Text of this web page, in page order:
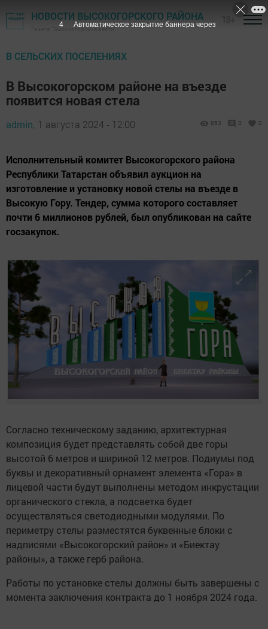
НОВОСТИ ВЫСОКОГОРСКОГО РАЙОНА
Газета "Высокогорские вести"
В СЕЛЬСКИХ ПОСЕЛЕНИЯХ
В Высокогорском районе на въезде
появится новая стела
admin, 1 августа 2024 - 12:00 853 0 0
Исполнительный комитет Высокогорского района
Республики Татарстан объявил аукцион на
изготовление и установку новой стелы на въезде в
Высокую Гору. Тендер, сумма которого составляет
почти 6 миллионов рублей, был опубликован на сайте
госзакупок.
Согласно техническому заданию, архитектурная
композиция будет представлять собой две горы
высотой 6 метров и шириной 12 метров. Подиумы под
буквы и декоративный орнамент элемента «Гора» в
лицевой части будут выполнены методом инкрустации
органического стекла, а подсветка будет
осуществляться светодиодными модулями. По
периметру стелы разместятся буквенные блоки с
надписями «Высокогорский район» и «Биектау
районы», а также герб района.
Работы по установке стелы должны быть завершены с
момента заключения контракта до 1 ноября 2024 года.
3 Автоматическое закрытие баннера через